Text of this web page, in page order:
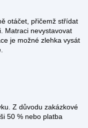
otáčet, přičemž střídat
Matraci nevystavovat
je možné zlehka vysát
Z důvodu zakázkové
50 % nebo platba